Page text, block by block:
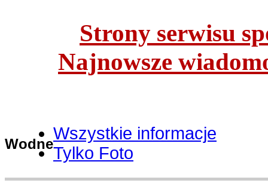
Strony serwisu
Najnowsze
Wodne
Wszystkie informacje
Tylko Foto